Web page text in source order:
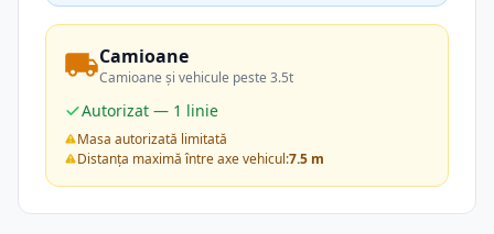
Camioane
Camioane și vehicule peste 3.5t
Autorizat — 1 linie
Masa autorizată limitată
Distanța maximă între axe vehicul:7.5 m